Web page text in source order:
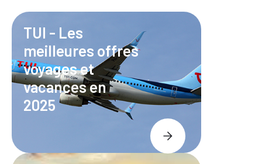
TUI - Les
meilleures offres
voyages et
vacances en
2025